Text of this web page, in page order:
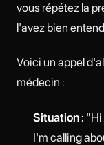
vous répétez la
l'avez bien
Voici un appel
médecin :
Situation : "Hi
I'm calling